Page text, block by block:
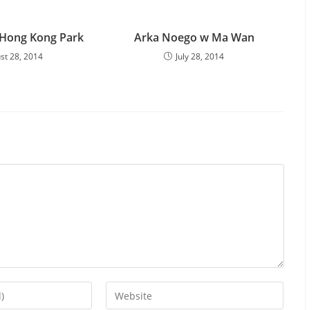
Kong Park
28, 2014
Arka Noego w Ma Wan
July 28, 2014
Enter
your